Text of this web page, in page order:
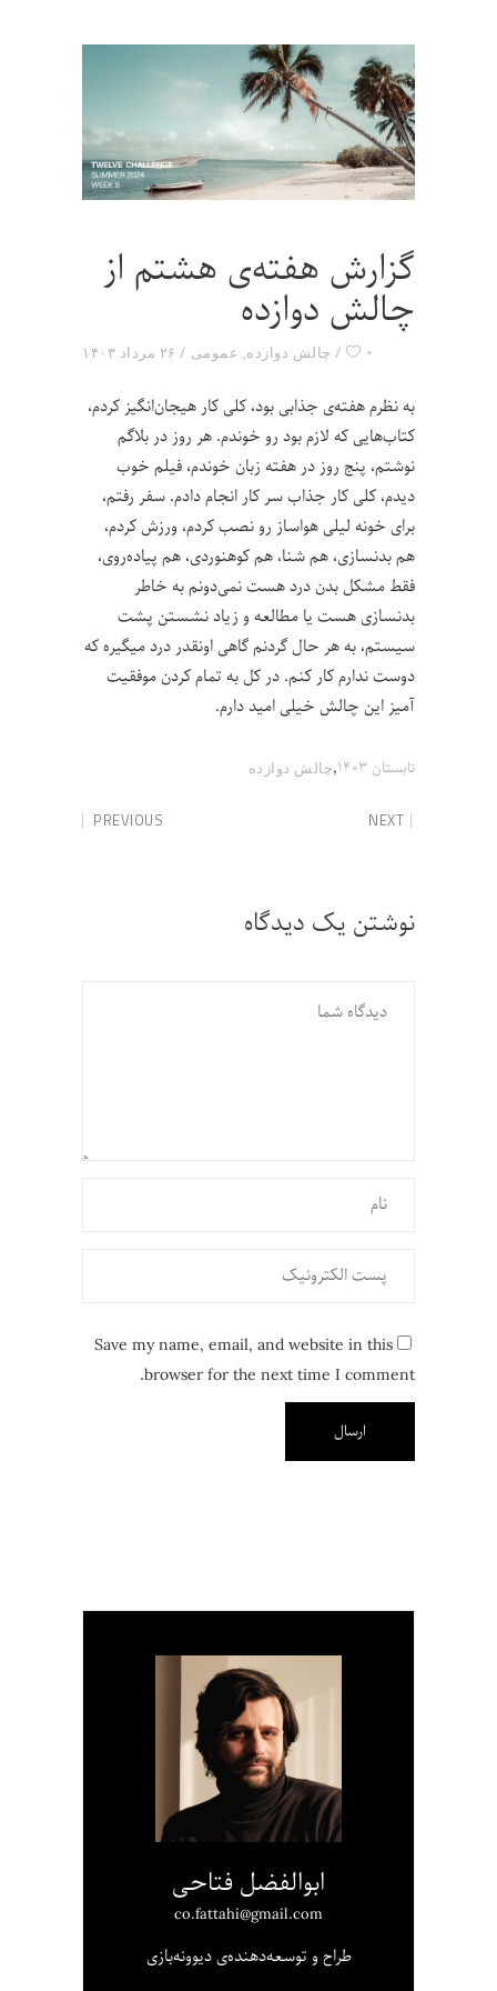
گزارش هفته‌ی هشتم از
چالش دوازده
۲۶ مرداد ۱۴۰۳ چالش دوازده, عمومی ۰
به نظرم هفته‌ی جذابی بود، کلی کار هیجان‌انگیز کردم،
کتاب‌هایی که لازم بود رو خوندم. هر روز در بلاگم
نوشتم، پنج روز در هفته زبان خوندم، فیلم خوب
دیدم، کلی کار جذاب سر کار انجام دادم. سفر رفتم،
برای خونه لیلی هواساز رو نصب کردم، ورزش کردم،
هم بدنسازی، هم شنا، هم کوهنوردی، هم پیاده‌روی،
فقط مشکل بدن درد هست نمی‌دونم به خاطر
بدنسازی هست یا مطالعه و زیاد نشستن پشت
سیستم، به هر حال گردنم گاهی اونقدر درد میگیره که
دوست ندارم کار کنم. در کل به تمام کردن موفقیت
آمیز این چالش خیلی امید دارم.
تابستان ۱۴۰۳ ,چالش‌ دوازده
PREVIOUS NEXT
نوشتن یک دیدگاه
Save my name, email, and website in this
browser for the next time I comment.
ابوالفضل فتاحی
co.fattahi@gmail.com
طراح و توسعه‌دهنده‌ی دیوونه‌بازی